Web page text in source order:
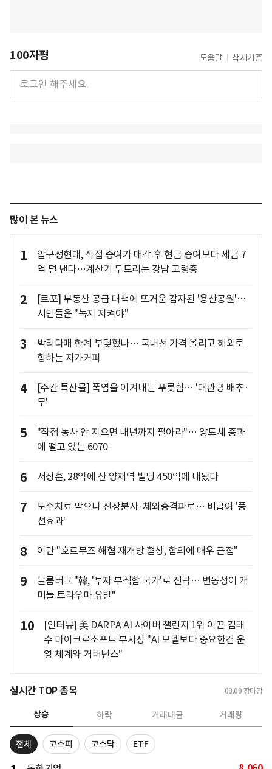
100자평 도움말 삭제기준
많이 본 뉴스
1
압구정현대, 직접 증여가 매각 후 현금 증여보다 세금 7
억 덜 낸다…계산기 두드리는 강남 고령층
2
[르포] 부동산 공급 대책에 뜨거운 감자된 '용산공원'…
시민들은 "녹지 지켜야"
3
박리다매 한계 부딪혔나… 국내선 가격 올리고 해외로
향하는 저가커피
4
[주간 특산물] 폭염을 이겨내는 푸릇함… '대관령 배추·
무'
5
"직접 농사 안 지으면 내년까지 팔아라"… 양도세 중과
에 떨고 있는 6070
6 서장훈, 28억에 산 양재역 빌딩 450억에 내놨다
7
도수치료 막으니 신장분사·체외충격파로… 비급여 '풍
선효과'
8 이란 "호르무즈 해협 재개방 협상, 합의에 매우 근접"
9
블룸버그 "韓, '투자 부적합 국가'로 전락… 변동성이 개
미들 트라우마 유발"
10
[인터뷰] 美 DARPA AI 사이버 챌린지 1위 이끈 김태
수 마이크로소프트 부사장 "AI 모델보다 중요한건 운
영 체계와 거버넌스"
실시간 TOP 종목 08.09 장마감
상승 하락 거래대금 거래량
전체 코스피 코스닥 ETF